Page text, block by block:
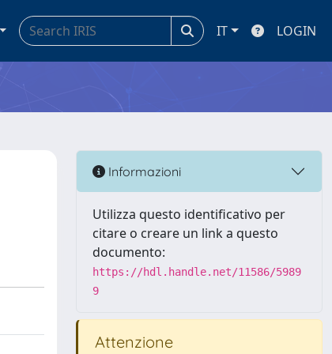
IT LOGIN
Informazioni
Utilizza questo identificativo per
citare o creare un link a questo
documento:
https://hdl.handle.net/11586/5989
9
Attenzione